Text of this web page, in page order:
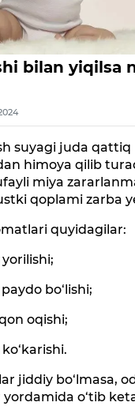
bilan yiqilsa
suyagi juda qattiq
himoya qilib
miya
qoplami zarba
quyidagilar:
bo‘lishi;
oqishi;
jiddiy bo‘lmasa,
o‘tib